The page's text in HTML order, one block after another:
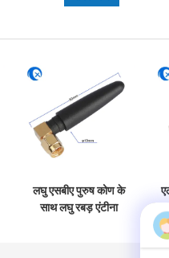
लघु एसबीए पुरुष कोण के
साथ लघु रबड़ एंटीना